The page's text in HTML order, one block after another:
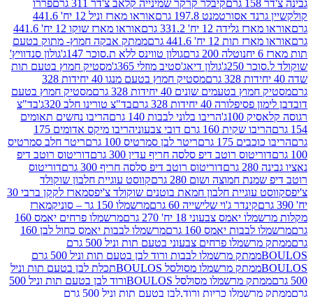
קיבלר קרקר שמינייה קלאב צ'דר 311 גרם
פררו
197.8 גרם
אוראו מארז וניל 12 יח' 441.6
12 יח' 331.2 גרם
אוראו מארז שוקו 12 יח' 441.6
12 יח' 441.6 גרם
ממתק אבקה חמוץ- מתוק בטעם
נוטלה 200 גרם
גולון טווינס ללא ת.סוכר 147ג'
גולון סנדוויץ'
250ג'
גולון דיאג'סטיב מוזלי 365ג'
מסטיק חמוץ בטעם תות
מסטיק חמוץ בטעם מנגו 40 יחידות 328
בטעמים שונים 40 יחידות 328 גרם
מסטיק חמוץ בטעם
40 יחידות 328 גרם
בד"צ טורינו חלב 320ג'
בד"צ
הריבו בלוני לבבות 140 גרם
הריבו נחשים תאומים
160 גרם דובי צבעוני
הריבו מיקס אדומים 175
175 גרם
ריטר לבן סמרטיס 100 גרם
ריטר חלב סמרטיס
רוטב דיפ סלסה חריף עדין 300 גרם
דוריטוס רוטב דיפ
דוריטוס רוטב דיפ סלסה חריף 300 גרם
דוריטוס
חמוצה ושום 280 גרם
קווסט עוגיית חלבון שוקולד
עוגיית חלבון חמאת בוטנים שוקולד צ'יפס
מארז לקקן ברבי 30
קינדר ג'וי שלישייה 60 גרם
מרשמלו 150 גר – סוניק
מארז
צבעוני 18 יח' 270 גרם
מרשמלו פרחים יאמס 160
יאמס 160 גרם
מרשמלו לבבות יאמס כחול לבן 160
ממתק מרשמלו פרחים צבעוני בטעם תות וניל 500 גרם
ממתק מרשמלו לבבות ורוד לבן בטעם תות וניל 500 גרם
ממתק מרשמלו מסולסל BOULOSתכלת לבן בטעם תות וניל
ממתק מרשמלו מסולסל BOULOSורוד לבן בטעם תות וניל 500
ממתק מרשמלו כריות ורוד,לבן בטעם תות וניל 500 גרם